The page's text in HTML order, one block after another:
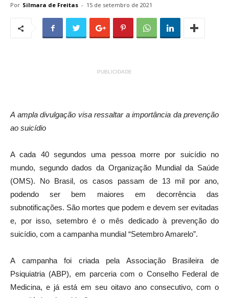
Por Silmara de Freitas - 15 de setembro de 2021
PUBLICIDADE
A ampla divulgação visa ressaltar a importância da prevenção
ao suicídio
A cada 40 segundos uma pessoa morre por suicídio no
mundo, segundo dados da Organização Mundial da Saúde
(OMS). No Brasil, os casos passam de 13 mil por ano,
podendo ser bem maiores em decorrência das
subnotificações. São mortes que podem e devem ser evitadas
e, por isso, setembro é o mês dedicado à prevenção do
suicídio, com a campanha mundial “Setembro Amarelo”.
A campanha foi criada pela Associação Brasileira de
Psiquiatria (ABP), em parceria com o Conselho Federal de
Medicina, e já está em seu oitavo ano consecutivo, com o